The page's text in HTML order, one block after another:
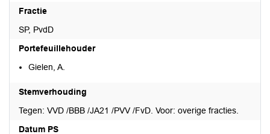
Fractie
SP, PvdD
Portefeuillehouder
Gielen, A.
Stemverhouding
Tegen: VVD /BBB /JA21 /PVV /FvD. Voor: overige fracties.
Datum PS